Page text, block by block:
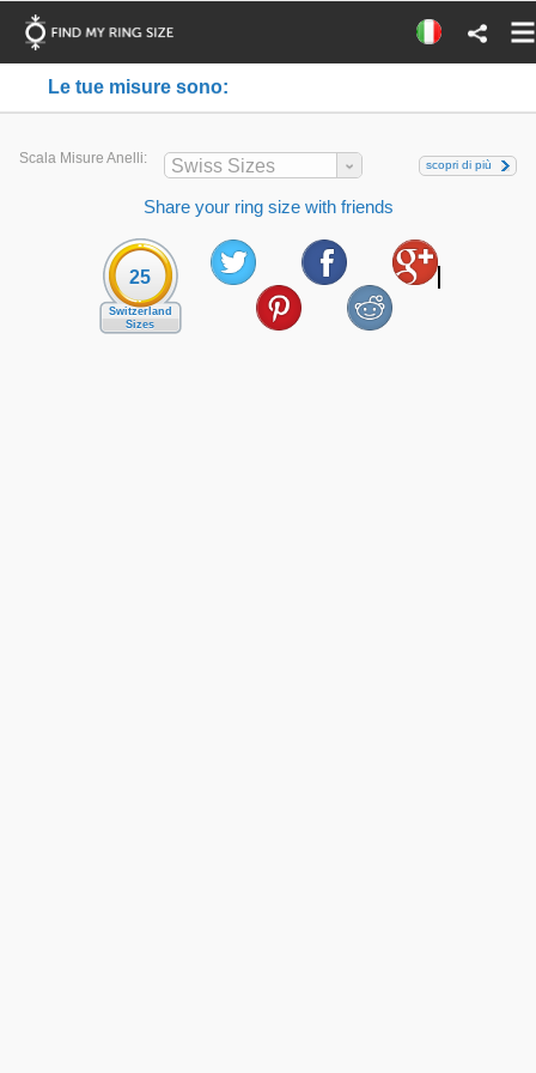
Le tue misure sono:
Scala Misure Anelli: Swiss Sizes scopri di più
Share your ring size with friends
25
Switzerland
Sizes